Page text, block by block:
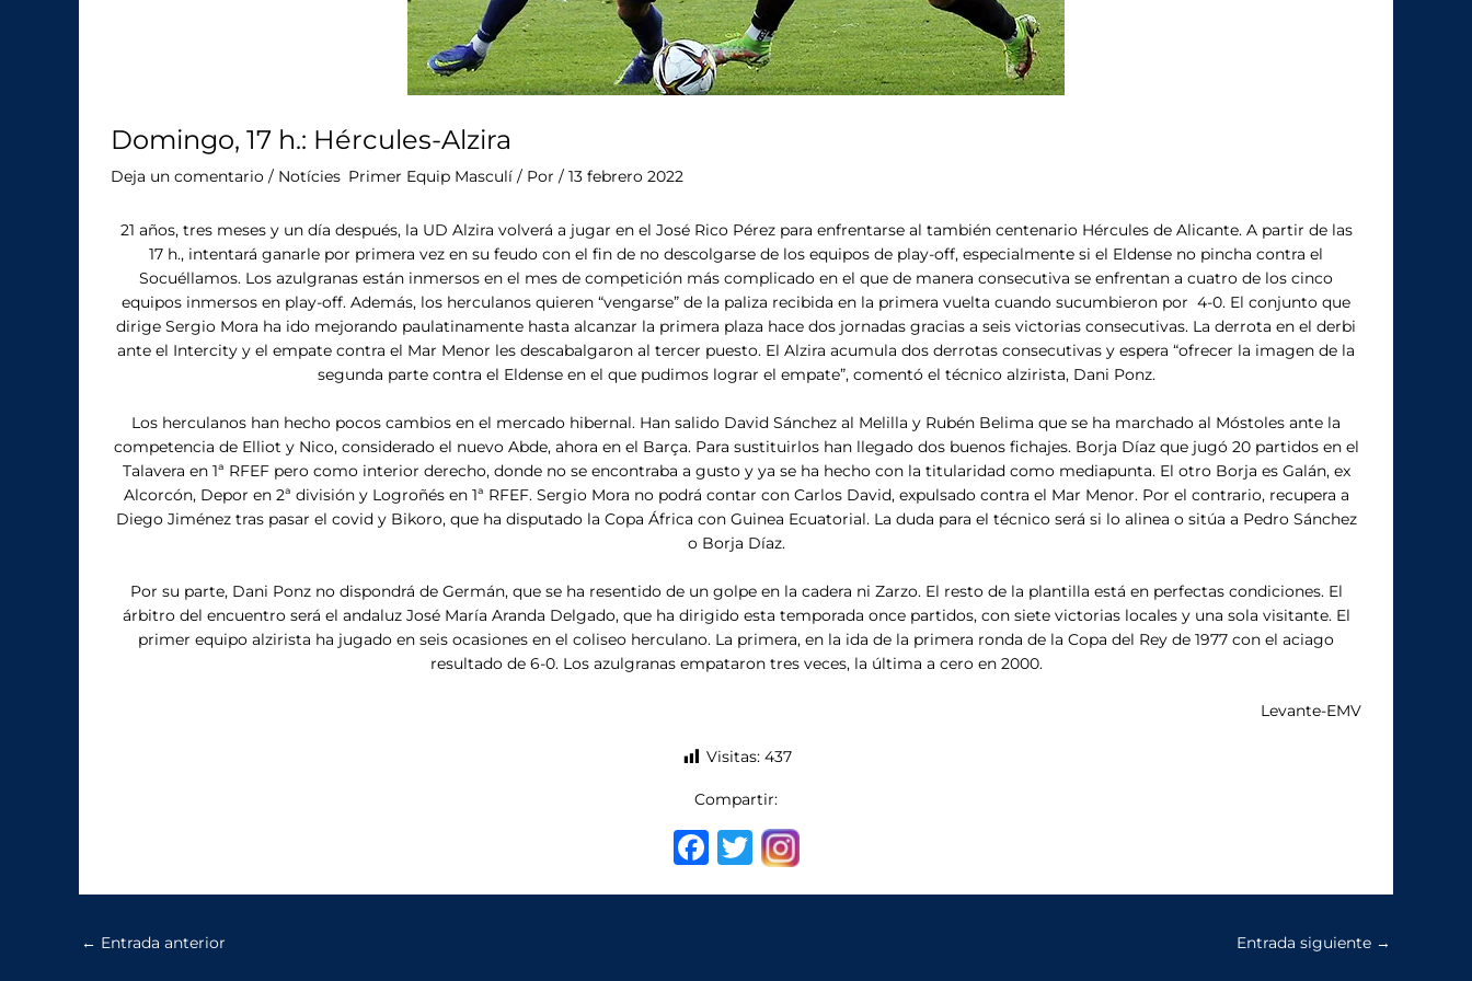
Domingo, 17 h.: Hércules-Alzira
Deja un comentario / Notícies Primer Equip Masculí / Por/13 febrero 2022
21 años, tres meses y un día después, la UD Alzira volverá a jugar en el José Rico Pérez para enfrentarse al también centenario Hércules de Alicante. A partir de las
17 h., intentará ganarle por primera vez en su feudo con el fin de no descolgarse de los equipos de play-off, especialmente si el Eldense no pincha contra el
Socuéllamos. Los azulgranas están inmersos en el mes de competición más complicado en el que de manera consecutiva se enfrentan a cuatro de los cinco
equipos inmersos en play-off. Además, los herculanos quieren “vengarse” de la paliza recibida en la primera vuelta cuando sucumbieron por 4-0. El conjunto que
dirige Sergio Mora ha ido mejorando paulatinamente hasta alcanzar la primera plaza hace dos jornadas gracias a seis victorias consecutivas. La derrota en el derbi
ante el Intercity y el empate contra el Mar Menor les descabalgaron al tercer puesto. El Alzira acumula dos derrotas consecutivas y espera “ofrecer la imagen de la
segunda parte contra el Eldense en el que pudimos lograr el empate”, comentó el técnico alzirista, Dani Ponz.
Los herculanos han hecho pocos cambios en el mercado hibernal. Han salido David Sánchez al Melilla y Rubén Belima que se ha marchado al Móstoles ante la
competencia de Elliot y Nico, considerado el nuevo Abde, ahora en el Barça. Para sustituirlos han llegado dos buenos fichajes. Borja Díaz que jugó 20 partidos en el
Talavera en 1ª RFEF pero como interior derecho, donde no se encontraba a gusto y ya se ha hecho con la titularidad como mediapunta. El otro Borja es Galán, ex
Alcorcón, Depor en 2ª división y Logroñés en 1ª RFEF. Sergio Mora no podrá contar con Carlos David, expulsado contra el Mar Menor. Por el contrario, recupera a
Diego Jiménez tras pasar el covid y Bikoro, que ha disputado la Copa África con Guinea Ecuatorial. La duda para el técnico será si lo alinea o sitúa a Pedro Sánchez
o Borja Díaz.
Por su parte, Dani Ponz no dispondrá de Germán, que se ha resentido de un golpe en la cadera ni Zarzo. El resto de la plantilla está en perfectas condiciones. El
árbitro del encuentro será el andaluz José María Aranda Delgado, que ha dirigido esta temporada once partidos, con siete victorias locales y una sola visitante. El
primer equipo alzirista ha jugado en seis ocasiones en el coliseo herculano. La primera, en la ida de la primera ronda de la Copa del Rey de 1977 con el aciago
resultado de 6-0. Los azulgranas empataron tres veces, la última a cero en 2000.
Levante-EMV
Visitas: 437
Compartir:
F T
← Entrada anterior Entrada siguiente →